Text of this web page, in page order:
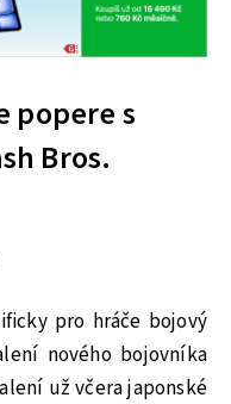
popere s
Bros.
pro hráče bojový
nového bojovníka
už včera japonské